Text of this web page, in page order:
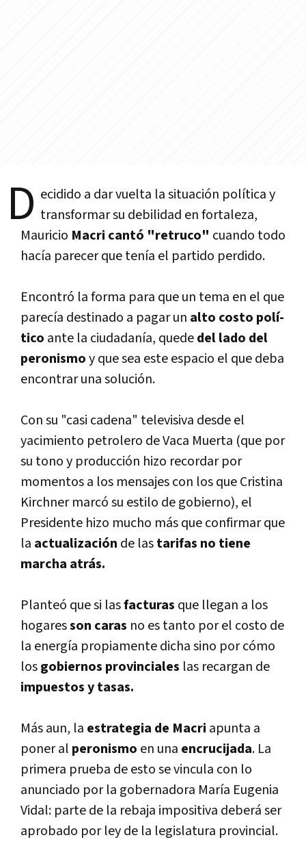
D ecidido a dar vuelta la situación polí­tica y
transformar su debilidad en fortaleza,
Mauricio Macri cantó "retruco" cuando todo
hací­a parecer que tení­a el partido perdido.
Encontró la forma para que un tema en el que
parecí­a destinado a pagar un alto costo polí­
tico ante la ciudadaní­a, quededel lado del
peronismoy que sea este espacio el que deba
encontrar una solución.
Con su "casi cadena" televisiva desde el
yacimiento petrolero de Vaca Muerta (que por
su tono y producción hizo recordar por
momentos a los mensajes con los que Cristina
Kirchner marcó su estilo de gobierno), el
Presidente hizo mucho más que confirmar que
la actualización de lastarifas no tiene
marcha atrás.
Planteó que si lasfacturas que llegan a los
hogaresson caras no es tanto por el costo de
la energí­a propiamente dicha sino por cómo
losgobiernos provinciales las recargan de
impuestos y tasas.
Más aun, la estrategia de Macri apunta a
poner al peronismo en una encrucijada. La
primera prueba de esto se vincula con lo
anunciado por la gobernadora Marí­a Eugenia
Vidal: parte de la rebaja impositiva deberá ser
aprobado por ley de la legislatura provincial.